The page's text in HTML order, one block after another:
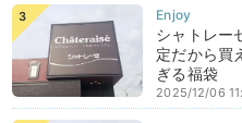
シャトレー
定だから買
ぎる福袋
2025/12/06